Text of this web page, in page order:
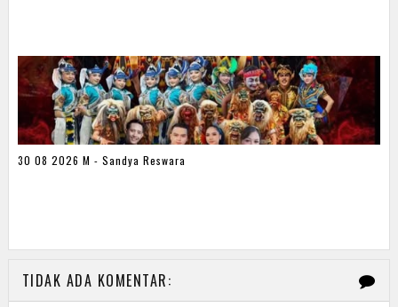
30 08 2026 M - Sandya Reswara
TIDAK ADA KOMENTAR: